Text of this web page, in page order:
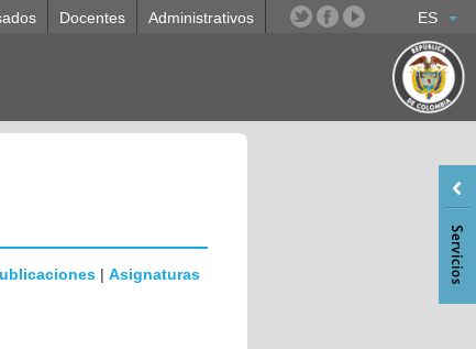
ES
Docentes Administrativos
| Asignaturas